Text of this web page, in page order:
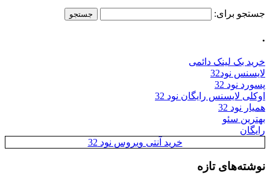
جستجو برای:
.
خرید بک لینک دائمی
لایسنس نود32
پسورد نود 32
اوکلی لایسنس رایگان نود 32
همیار نود 32
بهترین سئو
رایگان
خرید آنتی ویروس نود 32
نوشته‌های تازه